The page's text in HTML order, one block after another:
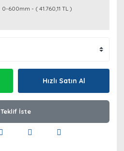
0-600mm - ( 41.760,11 TL )
Hızlı Satın Al
Teklif İste